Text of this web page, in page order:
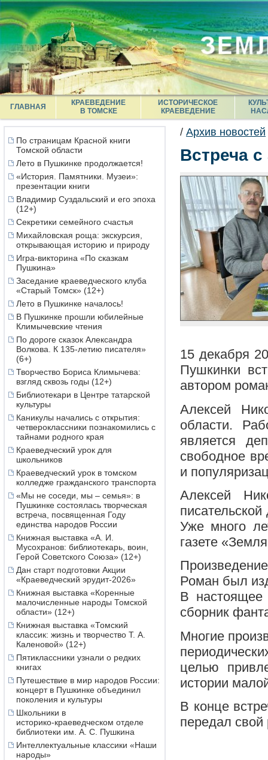
ГЛАВНАЯ
КРАЕВЕДЕНИЕ
В ТОМСКЕ
ИСТОРИЧЕСКОЕ
КРАЕВЕДЕНИЕ
По страницам Красной книги
Томской области
Лето в Пушкинке продолжается!
«История. Памятники. Музеи»:
презентации книги
Владимир Суздальский и его эпоха
(12+)
Секретики семейного счастья
Михайловская роща: экскурсия,
открывающая историю и природу
Игра-викторина «По сказкам
Пушкина»
Заседание краеведческого клуба
«Старый Томск» (12+)
Лето в Пушкинке началось!
В Пушкинке прошли юбилейные
Климычевские чтения
По дороге сказок Александра
Волкова. К 135-летию писателя»
(6+)
Творчество Бориса Климычева:
взгляд сквозь годы (12+)
Библиотекари в Центре татарской
культуры
Каникулы начались с открытия:
четвероклассники познакомились с
тайнами родного края
Краеведческий урок для
школьников
Краеведческий урок в томском
колледже гражданского транспорта
«Мы не соседи, мы – семья»: в
Пушкинке состоялась творческая
встреча, посвященная Году
единства народов России
Книжная выставка «А. И.
Мусохранов: библиотекарь, воин,
Герой Советского Союза» (12+)
Дан старт подготовки Акции
«Краеведческий эрудит-2026»
Книжная выставка «Коренные
малочисленные народы Томской
области» (12+)
Книжная выставка «Томский
классик: жизнь и творчество Т. А.
Каленовой» (12+)
Пятиклассники узнали о редких
книгах
Путешествие в мир народов России:
концерт в Пушкинке объединил
поколения и культуры
Школьники в
историко‑краеведческом отделе
библиотеки им. А. С. Пушкина
Интеллектуальные классики «Наши
народы»
/ Архив новостей
Встреча
15 декабря
Пушкинки
автором
Алексей
области.
является
свободное
и
Алексей
Уже много
газете
Роман был
В настоящее
сборник
Многие
целью
истории
В конце
передал